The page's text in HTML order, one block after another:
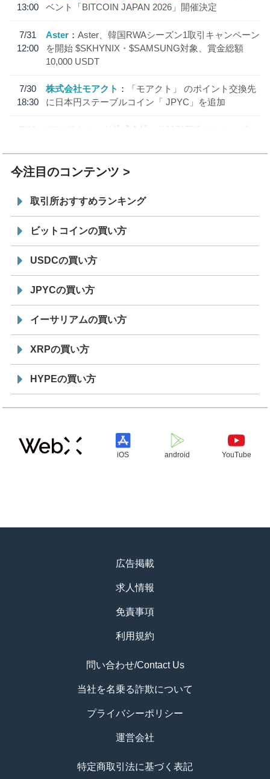
13:00
ベント「BITCOIN JAPAN 2026」開催決定
7/31
12:00
Aster
Aster、韓国RWAシーズン1取引キャンペーン
を開始 $SKHYNIX・$SAMSUNG対象、賞金総額
10,000 USDT
7/30
18:30
株式会社モアクト
「モアクト」 のポイント交換先
に日本円ステーブルコイン「 JPYC」を追加
7/29
SBI VCトレード株式会社
信託型円建てステーブル
今注目のコンテンツ
取引所おすすめランキング
ビットコインの買い方
USDCの買い方
JPYCの買い方
イーサリアムの買い方
XRPの買い方
HYPEの買い方
iOS android YouTube
広告掲載
求人情報
免責事項
利用規約
問い合わせ/Contact Us
当社を名乗る詐欺について
プライバシーポリシー
運営会社
特定商取引法に基づく表記